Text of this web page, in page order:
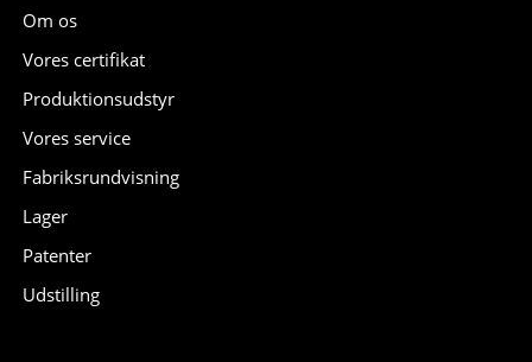
Om os
Vores certifikat
Produktionsudstyr
Vores service
Fabriksrundvisning
Lager
Patenter
Udstilling